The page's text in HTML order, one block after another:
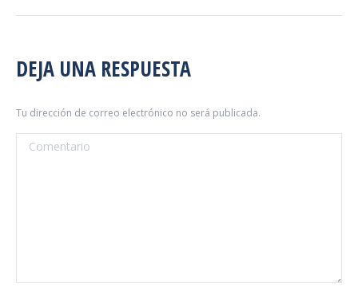
DEJA UNA RESPUESTA
Tu dirección de correo electrónico no será publicada.
Comentario